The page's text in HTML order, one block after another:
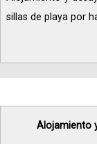
sillas de playa por
Alojamiento